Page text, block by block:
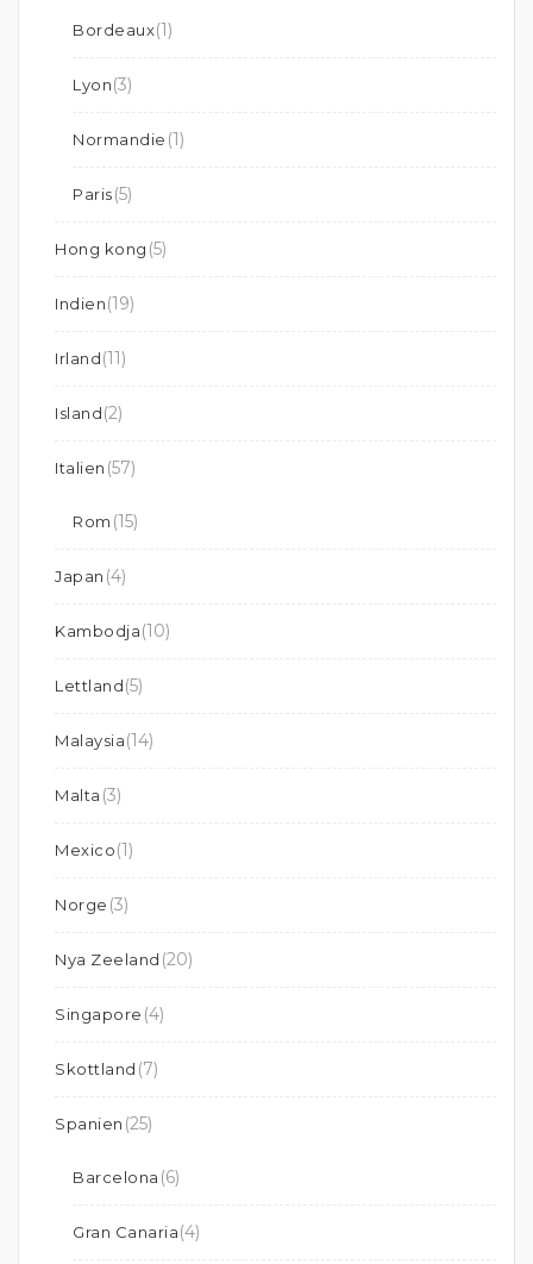
Bordeaux(1)
Lyon(3)
Normandie (1)
Paris(5)
Hong kong (5)
Indien(19)
Irland(11)
Island(2)
Italien (57)
Rom (15)
Japan (4)
Kambodja(10)
Lettland(5)
Malaysia(14)
Malta (3)
Mexico(1)
Norge (3)
Nya Zeeland (20)
Singapore (4)
Skottland (7)
Spanien (25)
Barcelona (6)
Gran Canaria(4)